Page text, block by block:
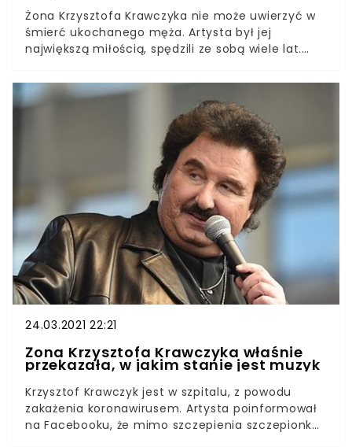
Żona Krzysztofa Krawczyka nie może uwierzyć w
śmierć ukochanego męża. Artysta był jej
największą miłością, spędzili ze sobą wiele lat.
co dzieje się Ewą. Krzysztof Krawczyk zmarł w
wieku 74 lat. Informacja o śmierci muzyka
wstrząsnęła całą Polską. Swoje kondolencje złożyli
fani, osobowości ze świata show-biznesu i
politycy, w tym prezydent Andrzej Duda i premier
24.03.2021 22:21
Żona Krzysztofa Krawczyka właśnie
przekazała, w jakim stanie jest muzyk
Krzysztof Krawczyk jest w szpitalu, z powodu
zakażenia koronawirusem. Artysta poinformował
na Facebooku, że mimo szczepienia szczepionką